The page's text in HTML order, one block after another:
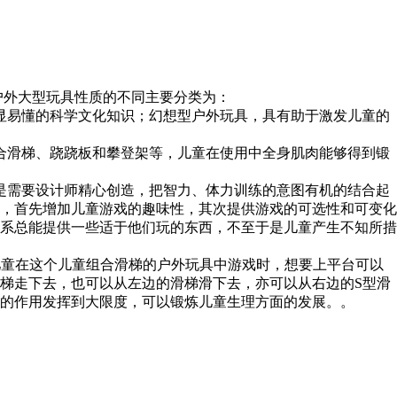
大型玩具性质的不同主要分类为：
懂的科学文化知识；幻想型户外玩具，具有助于激发儿童的
梯、跷跷板和攀登架等，儿童在使用中全身肌肉能够得到锻
要设计师精心创造，把智力、体力训练的意图有机的结合起
首先增加儿童游戏的趣味性，其次提供游戏的可选性和可变化
总能提供一些适于他们玩的东西，不至于是儿童产生不知所措
这个儿童组合滑梯的户外玩具中游戏时，想要上平台可以
走下去，也可以从左边的滑梯滑下去，亦可以从右边的S型滑
用发挥到大限度，可以锻炼儿童生理方面的发展。。